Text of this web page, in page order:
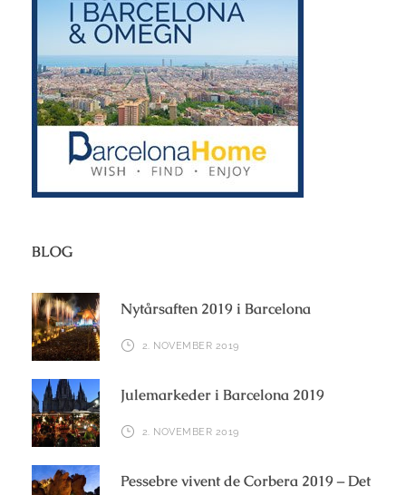
BLOG
Nytårsaften 2019 i Barcelona
2. NOVEMBER 2019
Julemarkeder i Barcelona 2019
2. NOVEMBER 2019
Pessebre vivent de Corbera 2019 – Det